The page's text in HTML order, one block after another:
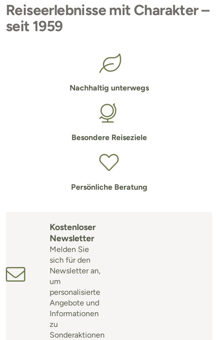
Reiseerlebnisse mit Charakter –
seit 1959
Nachhaltig unterwegs
Besondere Reiseziele
Persönliche Beratung
Kostenloser
Newsletter
Melden Sie
sich für den
Newsletter an,
um
personalisierte
Angebote und
Informationen
zu
Sonderaktionen